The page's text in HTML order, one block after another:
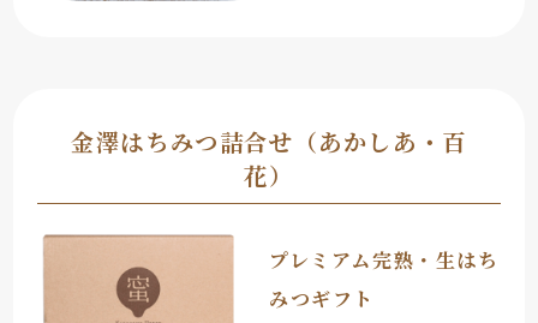
金澤はちみつ詰合せ（あかしあ・百
花）
プレミアム完熟・生はち
みつギフト